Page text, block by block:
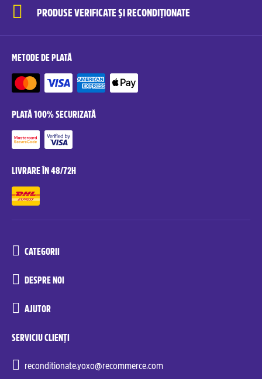
PRODUSE VERIFICATE ȘI RECONDIȚIONATE
METODE DE PLATĂ
PLATĂ 100% SECURIZATĂ
LIVRARE ÎN 48/72H
CATEGORII
DESPRE NOI
AJUTOR
SERVICIU CLIENȚI
reconditionate.yoxo@recommerce.com